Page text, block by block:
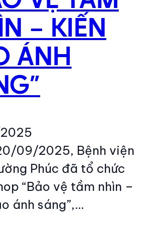
– KIẾN
ÁNH
09/2025, Bệnh viện
Phúc đã tổ chức
“Bảo vệ tầm nhìn –
ánh sáng”,…